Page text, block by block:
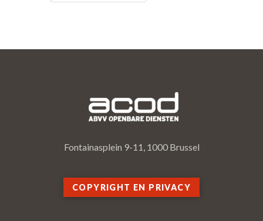
Fontainasplein 9-11, 1000 Brussel
COPYRIGHT EN PRIVACY